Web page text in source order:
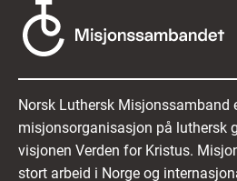
Norsk Luthersk Misjonssamband
misjonsorganisasjon på luthersk
visjonen Verden for Kristus.
stort arbeid i Norge og